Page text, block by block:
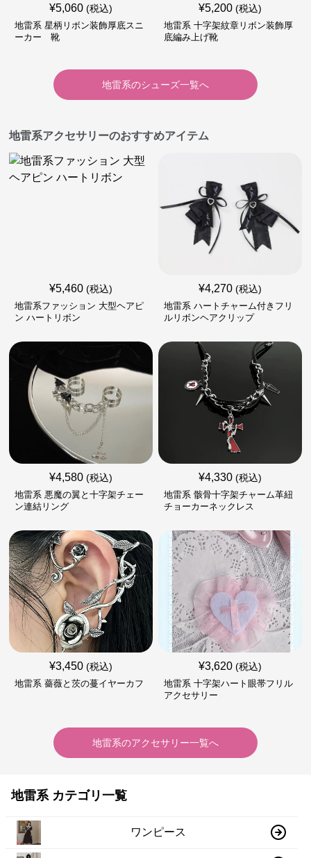
¥5,060 (税込)
地雷系 星柄リボン装飾厚底スニ
ーカー 靴
¥5,200 (税込)
地雷系 十字架紋章リボン装飾厚
底編み上げ靴
地雷系のシューズ一覧へ
地雷系アクセサリーのおすすめアイテム
¥5,460 (税込)
地雷系ファッション 大型ヘアピ
ン ハートリボン
¥4,270 (税込)
地雷系 ハートチャーム付きフリ
ルリボンヘアクリップ
¥4,580 (税込)
地雷系 悪魔の翼と十字架チェー
ン連結リング
¥4,330 (税込)
地雷系 骸骨十字架チャーム革紐
チョーカーネックレス
¥3,450 (税込)
地雷系 薔薇と茨の蔓イヤーカフ
¥3,620 (税込)
地雷系 十字架ハート眼帯フリル
アクセサリー
地雷系のアクセサリー一覧へ
地雷系 カテゴリ一覧
ワンピース